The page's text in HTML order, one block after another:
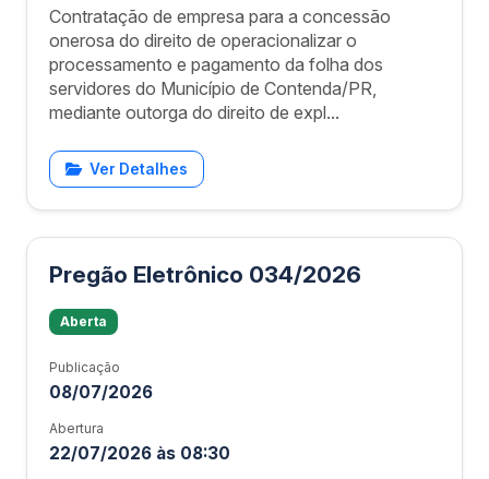
Contratação de empresa para a concessão
onerosa do direito de operacionalizar o
processamento e pagamento da folha dos
servidores do Município de Contenda/PR,
mediante outorga do direito de expl...
Ver Detalhes
Pregão Eletrônico 034/2026
Aberta
Publicação
08/07/2026
Abertura
22/07/2026 às 08:30